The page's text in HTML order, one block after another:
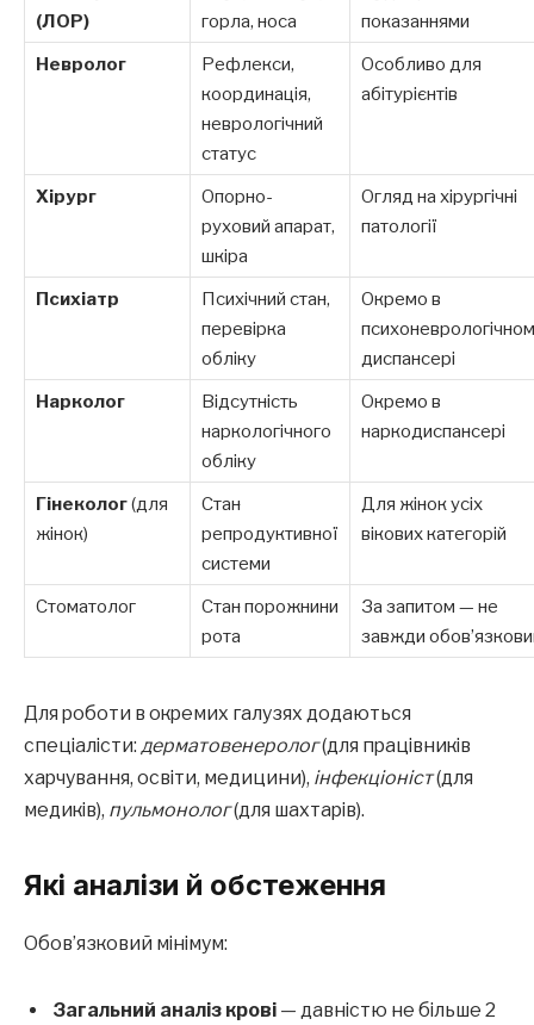
(ЛОР)
горла, носа
показаннями
Невролог
Рефлекси,
координація,
неврологічний
статус
Особливо для
абітурієнтів
Хірург
Опорно-
руховий апарат,
шкіра
Огляд на хірургічні
патології
Психіатр
Психічний стан,
перевірка
обліку
Окремо в
диспансері
Нарколог
Відсутність
наркологічного
обліку
Окремо в
наркодиспансері
Гінеколог(для
жінок)
Стан
репродуктивної
системи
Для жінок усіх
вікових категорій
Стоматолог
Стан порожнини
рота
За запитом — не
завжди
Для роботи в окремих галузях додаються
спеціалісти: дерматовенеролог(для працівників
харчування, освіти, медицини), інфекціоніст(для
медиків), пульмонолог(для шахтарів).
Які аналізи й обстеження
Обов’язковий мінімум:
Загальний аналіз крові — давністю не більше 2